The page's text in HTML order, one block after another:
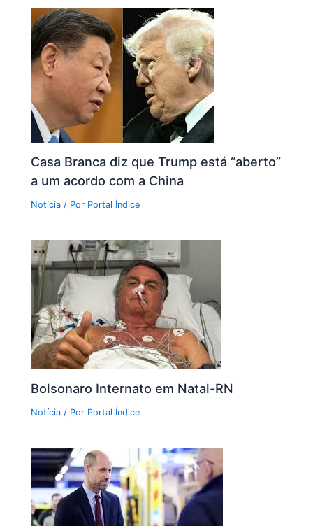
Casa Branca diz que Trump está “aberto”
a um acordo com a China
Notícia / Por Portal Índice
Bolsonaro Internato em Natal-RN
Notícia / Por Portal Índice